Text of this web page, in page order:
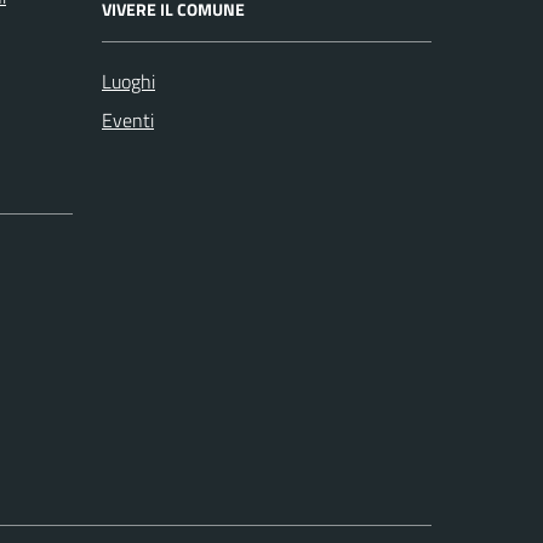
VIVERE IL COMUNE
Luoghi
Eventi